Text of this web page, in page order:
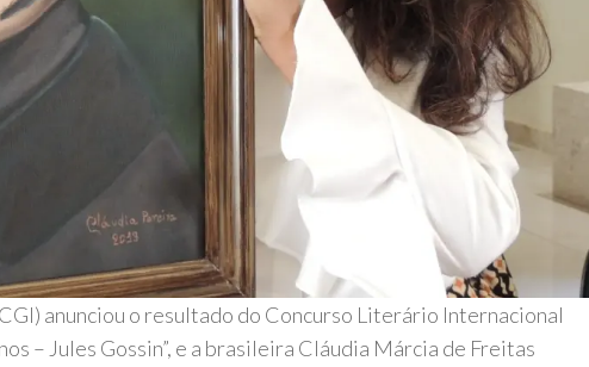
anunciou o resultado do Concurso Literário Internacional
– Jules Gossin”, e a brasileira Cláudia Márcia de Freitas